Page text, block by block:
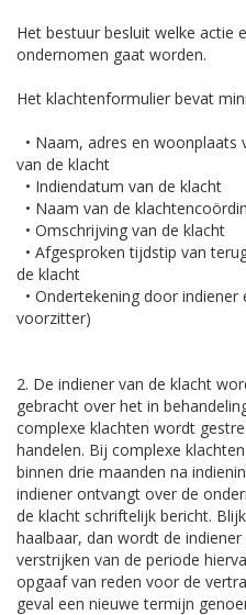
Het bestuur besluit welke actie
ondernomen gaat worden.
Het klachtenformulier bevat
• Naam, adres en woonplaats
van de klacht
• Indiendatum van de klacht
• Naam van de
• Omschrijving van de klacht
• Afgesproken tijdstip van
de klacht
• Ondertekening door
voorzitter)
2. De indiener van de klacht
gebracht over het in
complexe klachten wordt
handelen. Bij complexe
binnen drie maanden na
indiener ontvangt over de
de klacht schriftelijk bericht.
haalbaar, dan wordt de
verstrijken van de periode
opgaaf van reden voor de
geval een nieuwe termijn